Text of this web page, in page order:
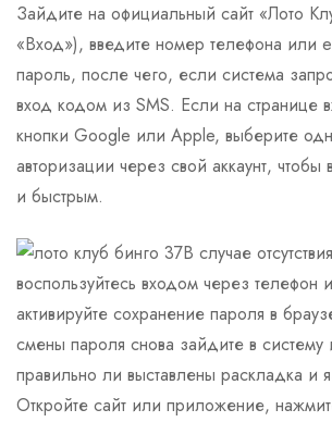
Зайдите на официальный сайт «Лото
«Вход»), введите номер телефона или
пароль, после чего, если система
вход кодом из SMS. Если на странице
кнопки Google или Apple, выберите
авторизации через свой аккаунт, чтобы
и быстрым.
В случае
воспользуйтесь входом через телефон
активируйте сохранение пароля в
смены пароля снова зайдите в
правильно ли выставлены раскладка и
Откройте сайт или приложение,